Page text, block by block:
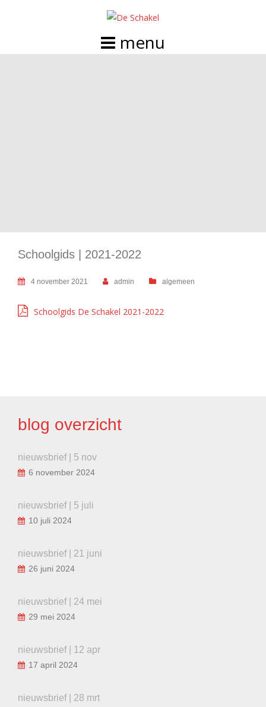
Schoolgids | 2021-2022
4 november 2021 admin algemeen
Schoolgids De Schakel 2021-2022
blog overzicht
nieuwsbrief | 5 nov
6 november 2024
nieuwsbrief | 5 juli
10 juli 2024
nieuwsbrief | 21 juni
26 juni 2024
nieuwsbrief | 24 mei
29 mei 2024
nieuwsbrief | 12 apr
17 april 2024
nieuwsbrief | 28 mrt